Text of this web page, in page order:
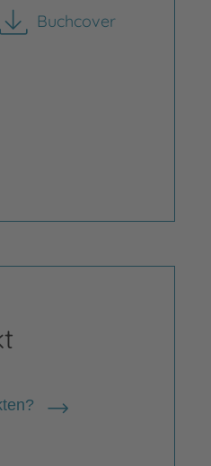
Buchcover
herunterladen